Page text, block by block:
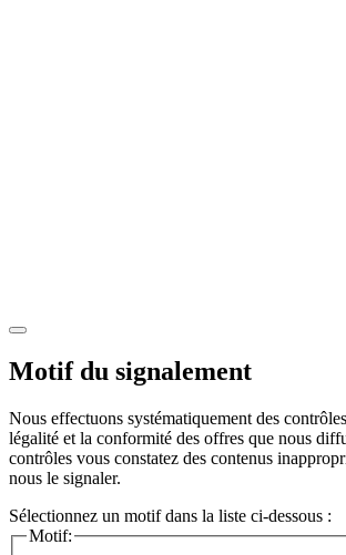
Motif du signalement
Nous effectuons systématiquement des
légalité et la conformité des offres que nous
contrôles vous constatez des contenus
nous le signaler.
Sélectionnez un motif dans la liste ci-dessous :
Motif: